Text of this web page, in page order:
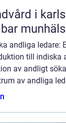
i karlskrona så får du
andliga ledare:
till indiska
av andligt
av andliga